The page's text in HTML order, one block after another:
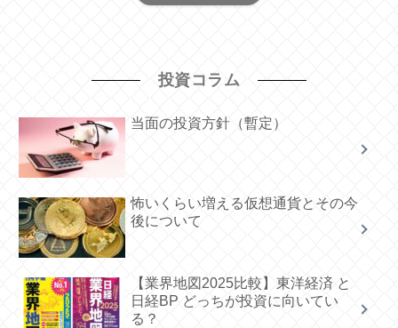
投資コラム
当面の投資方針（暫定）
怖いくらい増える仮想通貨とその今
後について
【業界地図2025比較】東洋経済 と
日経BP どっちが投資に向いてい
る？